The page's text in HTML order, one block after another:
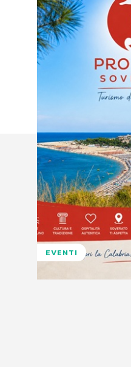
EVENTI